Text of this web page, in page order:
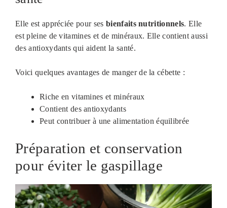
Elle est appréciée pour ses bienfaits nutritionnels. Elle
est pleine de vitamines et de minéraux. Elle contient aussi
des antioxydants qui aident la santé.
Voici quelques avantages de manger de la cébette :
Riche en vitamines et minéraux
Contient des antioxydants
Peut contribuer à une alimentation équilibrée
Préparation et conservation
pour éviter le gaspillage